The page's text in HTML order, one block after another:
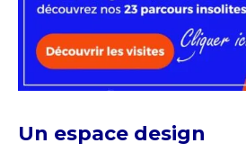
Un espace design